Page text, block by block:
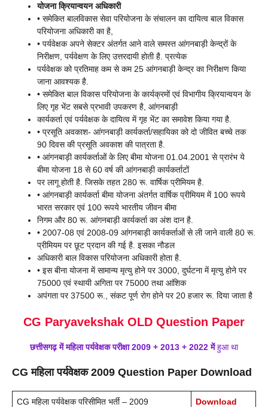
योजना क्रियान्वयन अधिकारी
• समेकित बालविकास सेवा परियोजना के संचालन का दायित्व बाल विकास
परियोजना अधिकारी का है,
• पर्यवेक्षक अपने सेक्टर अंतर्गत आने वाले समस्त आंगनबाड़ी केन्द्रों के
निरीक्षण, पर्यवेक्षण के लिए उत्तरदायी होती है. प्रत्येक
पर्यवेक्षक को प्रतिमाह कम से कम 25 आंगनबाड़ी केन्द्र का निरीक्षण किया
जाना आवश्यक है.
• समेकित बाल विकास परियोजना के कार्यक्रमों एवं विभागीय क्रियान्वयन के
लिए गृह भेंट सबसे प्रभावी उपकरण है, आंगनबाड़ी
कार्यकर्ता एवं पर्यवेक्षक के दायित्व में गृह भेंट का समावेश किया गया है.
• प्रसूति अवकाश- आंगनबाड़ी कार्यकर्ता/सहायिका को दो जीवित बच्चे तक
90 दिवस की प्रसूति अवकाश की पात्रता है.
• आंगनबाड़ी कार्यकर्ताओं के लिए बीमा योजना 01.04.2001 से प्रारंभ ये
बीमा योजना 18 से 60 वर्ष की आंगनबाड़ी कार्यकर्ताटों
पर लागू होती है. जिसके तहत 280 रू. वार्षिक प्रीमियम है.
• आंगनबाड़ी कार्यकर्ता बीमा योजना अंतर्गत वार्षिक प्रीमियम में 100 रूपये
भारत सरकार एवं 100 रूपये भारतीय जीवन बीमा
निगम और 80 रू. आंगनबाड़ी कार्यकर्ता का अंश दान है.
• 2007-08 एवं 2008-09 आंगनबाड़ी कार्यकर्ताओं से ली जाने वाली 80 रू.
प्रीमियम पर छूट प्रदान की गई है. इसका नौडल
अधिकारी बाल विकास परियोजना अधिकारी होता है.
• इस बीना योजना में सामान्य मृत्यु होने पर 3000, दुर्घटना में मृत्यु होने पर
75000 एवं स्थायी अगिता पर 75000 तथा आंशिक
अपंगता पर 37500 रू., संकट पूर्ण रोग होने पर 20 हजार रू. दिया जाता है
CG Paryavekshak OLD Question Paper
छत्तीसगढ़ मेंमहिलापर्यवेक्षकपरीक्षा 2009 + 2013 + 2022 मेंहुआ था
CG महिला पर्यवेक्षक 2009 Question Paper Download
CG महिला पर्यवेक्षक परिसीमित भर्ती – 2009 Download